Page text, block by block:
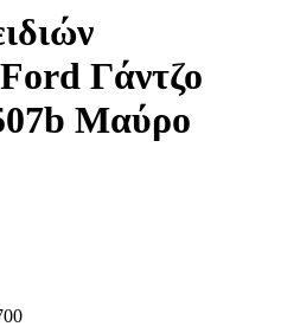
Γάντζο
Μαύρο